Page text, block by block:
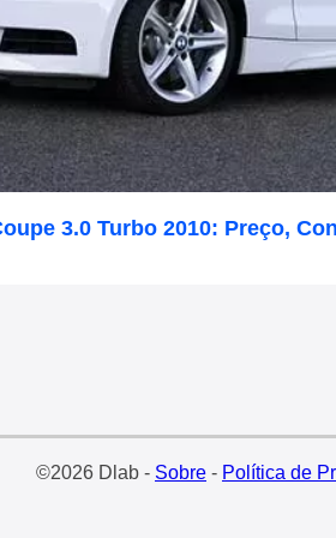
3.0 Turbo 2010: Preço,
©2026 Dlab - Sobre- Política de